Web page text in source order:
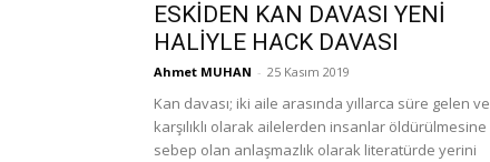
ESKİDEN KAN DAVASI YENİ
HALİYLE HACK DAVASI
Ahmet MUHAN - 25 Kasım 2019
Kan davası; iki aile arasında yıllarca süre gelen ve
karşılıklı olarak ailelerden insanlar öldürülmesine
sebep olan anlaşmazlık olarak literatürde yerini